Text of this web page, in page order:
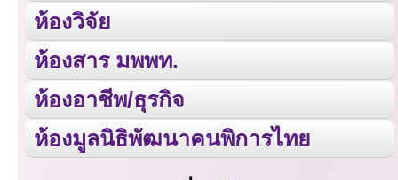
ห้องวิจัย
ห้องสาร มพพท.
ห้องอาชีพ/ธุรกิจ
ห้องมูลนิธิพัฒนาคนพิการไทย